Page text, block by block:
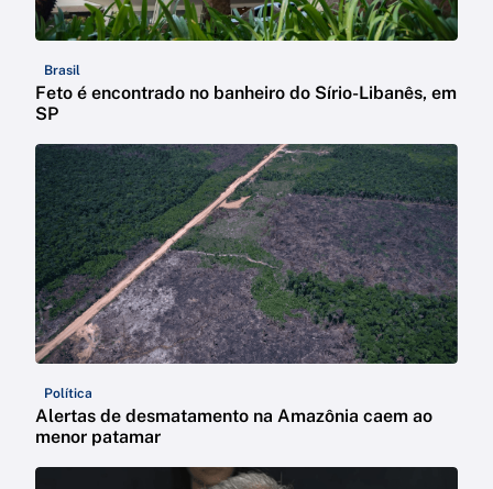
Brasil
Feto é encontrado no banheiro do Sírio-Libanês, em
SP
Política
Alertas de desmatamento na Amazônia caem ao
menor patamar